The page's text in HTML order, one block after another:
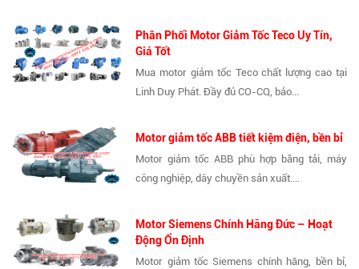
Phân Phối Motor Giảm Tốc Teco Uy Tín,
Giá Tốt
Mua motor giảm tốc Teco chất lượng cao tại
Linh Duy Phát. Đầy đủ CO-CQ, bảo...
Motor giảm tốc ABB tiết kiệm điện, bền bỉ
Motor giảm tốc ABB phù hợp băng tải, máy
công nghiệp, dây chuyền sản xuất....
Motor Siemens Chính Hãng Đức – Hoạt
Động Ổn Định
Motor giảm tốc Siemens chính hãng, bền bỉ,